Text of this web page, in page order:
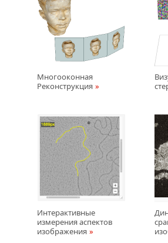
Многооконная
Реконструкция
Интерактивные
измерения аспектов
изображения